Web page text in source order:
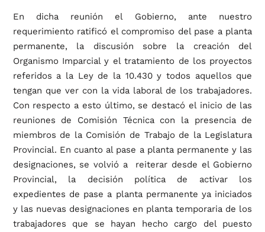
En dicha reunión el Gobierno, ante nuestro
requerimiento ratificó el compromiso del pase a planta
permanente, la discusión sobre la creación del
Organismo Imparcial y el tratamiento de los proyectos
referidos a la Ley de la 10.430 y todos aquellos que
tengan que ver con la vida laboral de los trabajadores.
Con respecto a esto último, se destacó el inicio de las
reuniones de Comisión Técnica con la presencia de
miembros de la Comisión de Trabajo de la Legislatura
Provincial. En cuanto al pase a planta permanente y las
designaciones, se volvió a reiterar desde el Gobierno
Provincial, la decisión política de activar los
expedientes de pase a planta permanente ya iniciados
y las nuevas designaciones en planta temporaria de los
trabajadores que se hayan hecho cargo del puesto